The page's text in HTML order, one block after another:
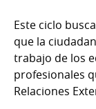
Este ciclo
que la
trabajo de los
profesionales
Relaciones